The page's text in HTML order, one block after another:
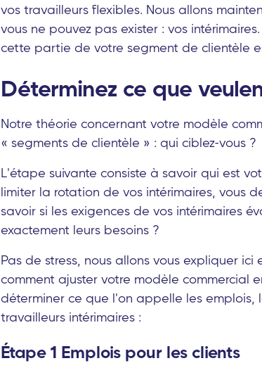
vos travailleurs flexibles. Nous allons
vous ne pouvez pas exister : vos
cette partie de votre segment de clientèle
Déterminez ce que
Notre théorie concernant votre modèle
« segments de clientèle » : qui ciblez-vous ?
L'étape suivante consiste à savoir qui est
limiter la rotation de vos intérimaires, vous
savoir si les exigences de vos intérimaires
exactement leurs besoins ?
Pas de stress, nous allons vous expliquer
comment ajuster votre modèle commercial
déterminer ce que l'on appelle les
travailleurs intérimaires :
Étape 1 Emplois pour les clients